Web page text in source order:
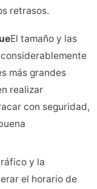
retrasos.
El tamaño y las
más grandes
realizar
con seguridad,
y la
el horario de